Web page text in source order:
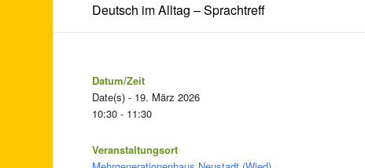
Deutsch im Alltag – Sprachtreff
Datum/Zeit
Date(s) - 19. März 2026
10:30 - 11:30
Veranstaltungsort